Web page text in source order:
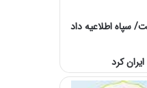
سپاه اطلاعیه داد
کرد